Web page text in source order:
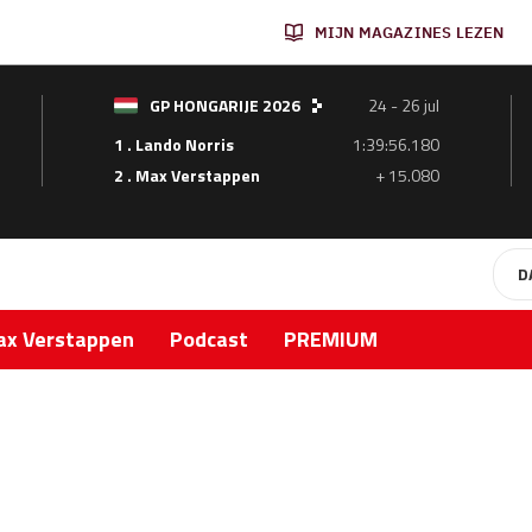
MIJN MAGAZINES LEZEN
GP HONGARIJE 2026
24 - 26 jul
1 . Lando Norris
1:39:56.180
2 . Max Verstappen
+ 15.080
Verstappen Podcast PREMIUM